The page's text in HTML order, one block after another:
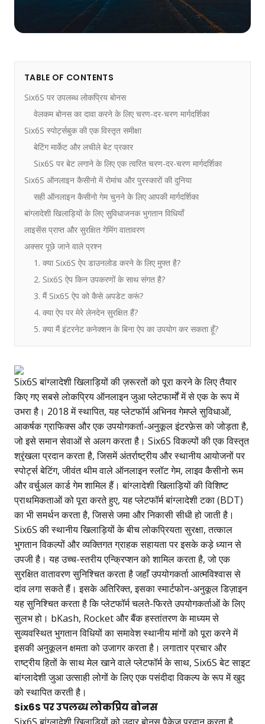
TABLE OF CONTENTS
Six6S पर उपलब्ध लोकप्रिय बोनस
वेलकम बोनस का दावा करने के लिए चरण-दर-चरण मार्गदर्शिका
Six6S स्पोर्ट्सबुक की एक विस्तृत समीक्षा
बेटिंग मार्केट और लचीले बेट प्रकार
Six6S पर बेट लगाने के लिए एक त्वरित चरण-दर-चरण मार्गदर्शिका
Six6S ऑनलाइन कैसीनो में रोमांच और पुरस्कारों की दुनिया
सही ऑनलाइन कैसीनो गेम चुनने के लिए आपकी मार्गदर्शिका
बांग्लादेशी खिलाड़ियों के लिए सुविधाजनक भुगतान विधियाँ
लाइसेंस प्राप्त और सुरक्षित गेमिंग वातावरण
अक्सर पूछे जाने वाले प्रश्न
1. क्या Six6S ऐप डाउनलोड करने के लिए मुफ्त है?
2. Six6S ऐप किन उपकरणों के साथ संगत है?
3. मैं Six6S ऐप को कैसे अपडेट करूं?
4. क्या ऐप पर मेरे लेनदेन सुरक्षित हैं?
5. क्या मैं इंटरनेट कनेक्शन के बिना ऐप का उपयोग कर सकता हूँ?
Six6S बांग्लादेशी खिलाड़ियों की ज़रूरतों को पूरा करने के लिए तैयार
किए गए सबसे लोकप्रिय ऑनलाइन जुआ प्लेटफार्मों में से एक के रूप में
उभरा है। 2018 में स्थापित, यह प्लेटफॉर्म अभिनव गेमप्ले सुविधाओं,
आकर्षक ग्राफिक्स और एक उपयोगकर्ता-अनुकूल इंटरफ़ेस को जोड़ता है,
जो इसे समान सेवाओं से अलग करता है। Six6S विकल्पों की एक विस्तृत
श्रृंखला प्रदान करता है, जिसमें अंतर्राष्ट्रीय और स्थानीय आयोजनों पर
स्पोर्ट्स बेटिंग, जीवंत थीम वाले ऑनलाइन स्लॉट गेम, लाइव कैसीनो रूम
और वर्चुअल कार्ड गेम शामिल हैं। बांग्लादेशी खिलाड़ियों की विशिष्ट
प्राथमिकताओं को पूरा करते हुए, यह प्लेटफॉर्म बांग्लादेशी टका (BDT)
का भी समर्थन करता है, जिससे जमा और निकासी सीधी हो जाती है।
Six6S की स्थानीय खिलाड़ियों के बीच लोकप्रियता सुरक्षा, तत्काल
भुगतान विकल्पों और व्यक्तिगत ग्राहक सहायता पर इसके कड़े ध्यान से
उपजी है। यह उच्च-स्तरीय एन्क्रिप्शन को शामिल करता है, जो एक
सुरक्षित वातावरण सुनिश्चित करता है जहाँ उपयोगकर्ता आत्मविश्वास से
दांव लगा सकते हैं। इसके अतिरिक्त, इसका स्मार्टफोन-अनुकूल डिज़ाइन
यह सुनिश्चित करता है कि प्लेटफॉर्म चलते-फिरते उपयोगकर्ताओं के लिए
सुलभ हो। bKash, Rocket और बैंक हस्तांतरण के माध्यम से
सुव्यवस्थित भुगतान विधियों का समावेश स्थानीय मांगों को पूरा करने में
इसकी अनुकूलन क्षमता को उजागर करता है। लगातार प्रचार और
राष्ट्रीय हितों के साथ मेल खाने वाले प्लेटफॉर्म के साथ, Six6S बेटसाइट
बांग्लादेशी जुआ उत्साही लोगों के लिए एक पसंदीदा विकल्प के रूप में खुद
को स्थापित करती है।
Six6S पर उपलब्ध लोकप्रिय बोनस